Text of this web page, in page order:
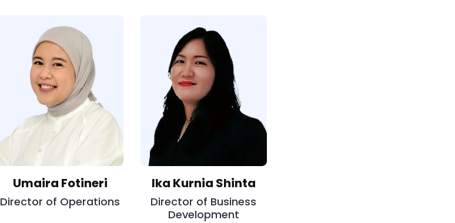
Umaira Fotineri
Director of Operations
Ika Kurnia Shinta
Director of Business
Development